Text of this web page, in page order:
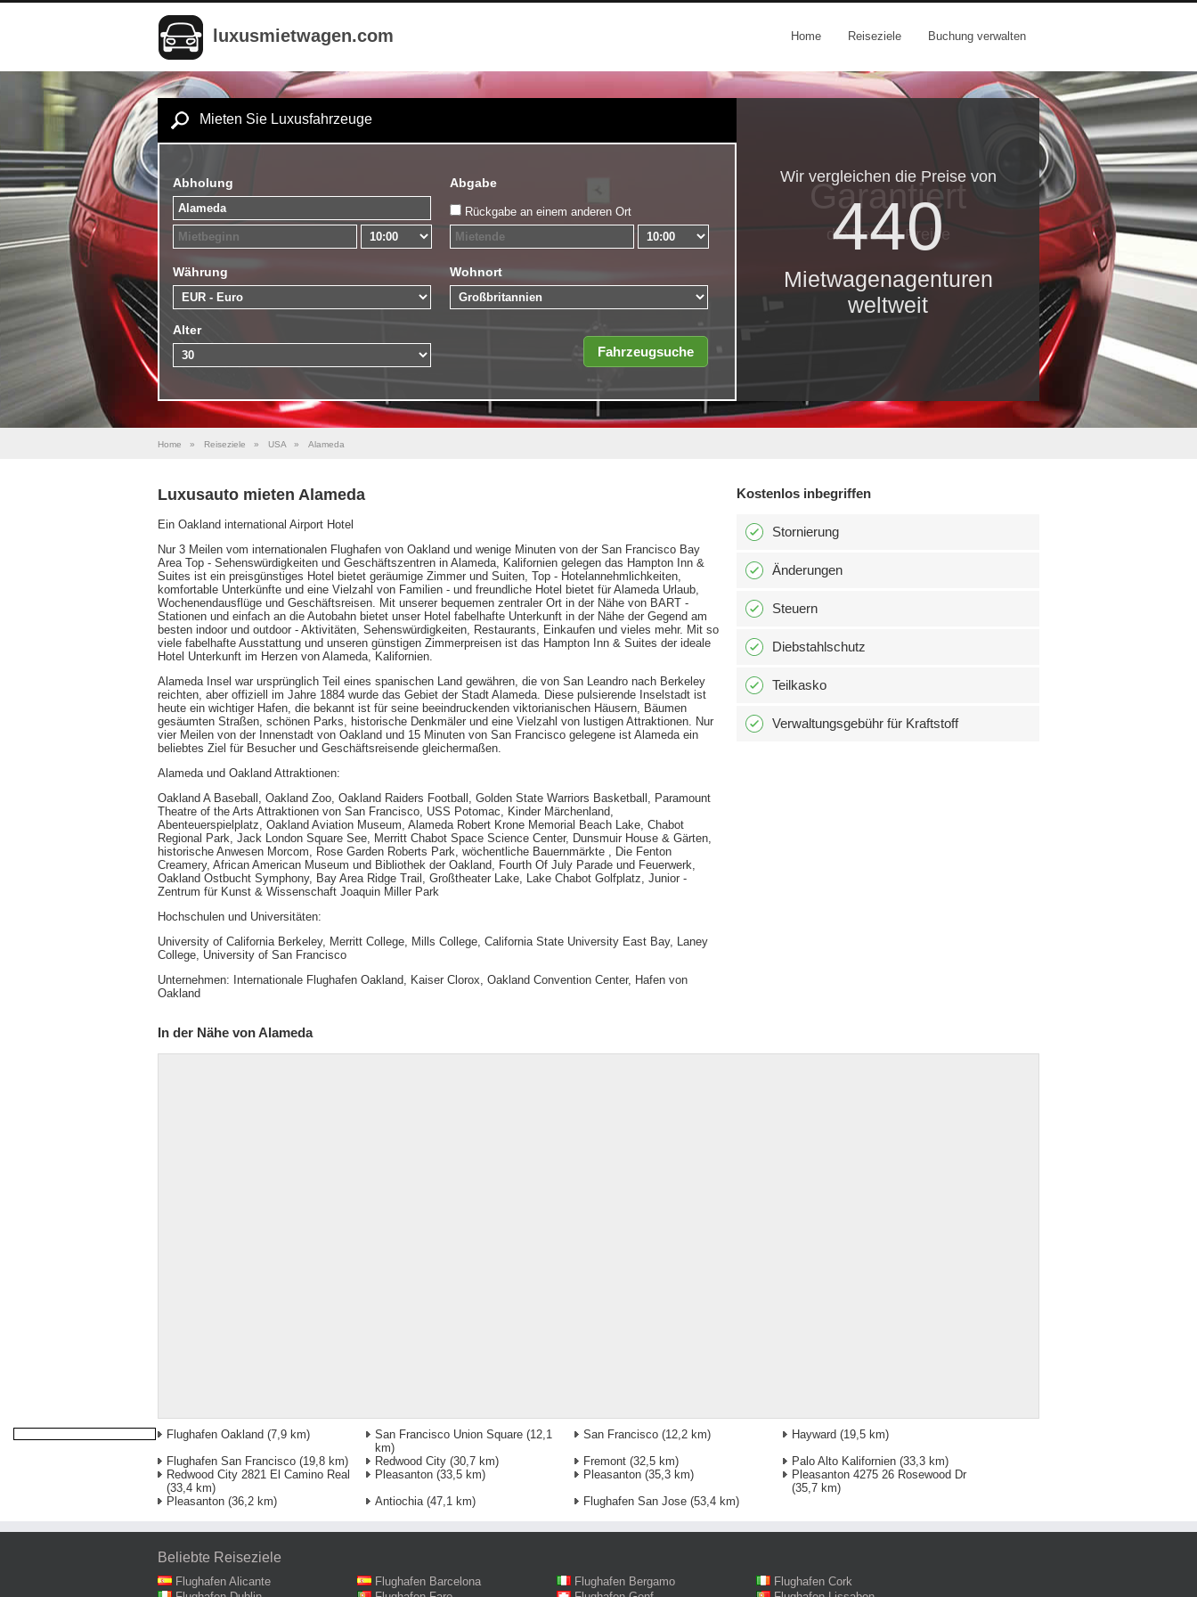
luxusmietwagen.com Home Reiseziele Buchung verwalten
Mieten Sie Luxusfahrzeuge
Abholung Abgabe
Rückgabe an einem anderen Ort
Währung Wohnort
Alter
Wir vergleichen die Preise von
440
Mietwagenagenturen
weltweit
Garantiert
die besten Preise
Home » Reiseziele » USA » Alameda
Luxusauto mieten Alameda
Ein Oakland international Airport Hotel
Nur 3 Meilen vom internationalen Flughafen von Oakland und wenige Minuten von der San Francisco Bay
Area Top - Sehenswürdigkeiten und Geschäftszentren in Alameda, Kalifornien gelegen das Hampton Inn &
Suites ist ein preisgünstiges Hotel bietet geräumige Zimmer und Suiten, Top - Hotelannehmlichkeiten,
komfortable Unterkünfte und eine Vielzahl von Familien - und freundliche Hotel bietet für Alameda Urlaub,
Wochenendausflüge und Geschäftsreisen. Mit unserer bequemen zentraler Ort in der Nähe von BART -
Stationen und einfach an die Autobahn bietet unser Hotel fabelhafte Unterkunft in der Nähe der Gegend am
besten indoor und outdoor - Aktivitäten, Sehenswürdigkeiten, Restaurants, Einkaufen und vieles mehr. Mit so
viele fabelhafte Ausstattung und unseren günstigen Zimmerpreisen ist das Hampton Inn & Suites der ideale
Hotel Unterkunft im Herzen von Alameda, Kalifornien.
Alameda Insel war ursprünglich Teil eines spanischen Land gewähren, die von San Leandro nach Berkeley
reichten, aber offiziell im Jahre 1884 wurde das Gebiet der Stadt Alameda. Diese pulsierende Inselstadt ist
heute ein wichtiger Hafen, die bekannt ist für seine beeindruckenden viktorianischen Häusern, Bäumen
gesäumten Straßen, schönen Parks, historische Denkmäler und eine Vielzahl von lustigen Attraktionen. Nur
vier Meilen von der Innenstadt von Oakland und 15 Minuten von San Francisco gelegene ist Alameda ein
beliebtes Ziel für Besucher und Geschäftsreisende gleichermaßen.
Alameda und Oakland Attraktionen:
Oakland A Baseball, Oakland Zoo, Oakland Raiders Football, Golden State Warriors Basketball, Paramount
Theatre of the Arts Attraktionen von San Francisco, USS Potomac, Kinder Märchenland,
Abenteuerspielplatz, Oakland Aviation Museum, Alameda Robert Krone Memorial Beach Lake, Chabot
Regional Park, Jack London Square See, Merritt Chabot Space Science Center, Dunsmuir House & Gärten,
historische Anwesen Morcom, Rose Garden Roberts Park, wöchentliche Bauernmärkte , Die Fenton
Creamery, African American Museum und Bibliothek der Oakland, Fourth Of July Parade und Feuerwerk,
Oakland Ostbucht Symphony, Bay Area Ridge Trail, Großtheater Lake, Lake Chabot Golfplatz, Junior -
Zentrum für Kunst & Wissenschaft Joaquin Miller Park
Hochschulen und Universitäten:
University of California Berkeley, Merritt College, Mills College, California State University East Bay, Laney
College, University of San Francisco
Unternehmen: Internationale Flughafen Oakland, Kaiser Clorox, Oakland Convention Center, Hafen von
Oakland
Kostenlos inbegriffen
Stornierung
Änderungen
Steuern
Diebstahlschutz
Teilkasko
Verwaltungsgebühr für Kraftstoff
In der Nähe von Alameda
Flughafen Oakland (7,9 km) San Francisco Union Square (12,1
km)
San Francisco (12,2 km) Hayward (19,5 km)
Flughafen San Francisco (19,8 km) Redwood City (30,7 km) Fremont (32,5 km) Palo Alto Kalifornien (33,3 km)
Redwood City 2821 El Camino Real
(33,4 km)
Pleasanton (33,5 km) Pleasanton (35,3 km)
Pleasanton 4275 26 Rosewood Dr
(35,7 km)
Pleasanton (36,2 km) Antiochia(47,1 km) Flughafen San Jose (53,4 km)
Beliebte Reiseziele
Flughafen Alicante Flughafen Barcelona Flughafen Bergamo
Flughafen Cork